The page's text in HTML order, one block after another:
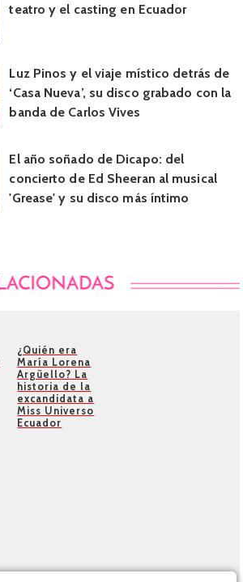
teatro y el casting en Ecuador
Luz Pinos y el viaje místico detrás de
‘Casa Nueva’, su disco grabado con la
banda de Carlos Vives
El año soñado de Dicapo: del
concierto de Ed Sheeran al musical
'Grease' y su disco más íntimo
¿Quién era
María Lorena
Argüello? La
historia de la
excandidata a
Miss Universo
Ecuador